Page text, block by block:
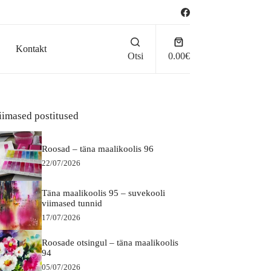
Kontakt
Otsi
Ostukorv
0.00€
postitused
Roosad – täna maalikoolis 96
22/07/2026
Täna maalikoolis 95 – suvekooli
viimased tunnid
17/07/2026
Roosade otsingul – täna maalikoolis
94
05/07/2026